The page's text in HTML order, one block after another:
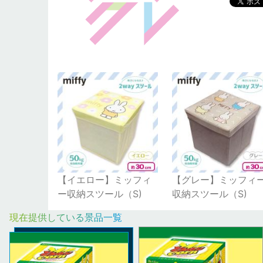
【イエロー】ミッフィ
ー収納スツール（S)
【グレー】ミッフィ
収納スツール（S)
現在提供している景品一覧